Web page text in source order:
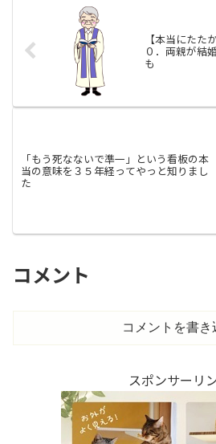
【本当にたた
０．両親が結
も
「もう死なないで準一」という看板の本
当の意味を３５年経ってやっと知りまし
た
コメント
コメントを書き
スポンサーリ